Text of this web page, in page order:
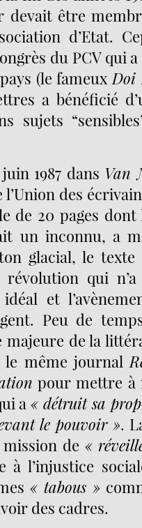
être
d’Etat.
du PCV qui
(le fameux Doi
a bénéficié
sujets
1987 dans Van
des
de 20 pages dont
un inconnu, a
glacial, le texte
révolution qui
et
Peu de
majeure de la
même journal
pour mettre à
a« détruit sa
le pouvoir ».
de «
à l’injustice
« tabous »
des cadres.